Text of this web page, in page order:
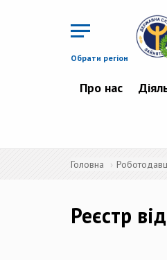
Обрати регіон
Про нас
Головна
Реєстр